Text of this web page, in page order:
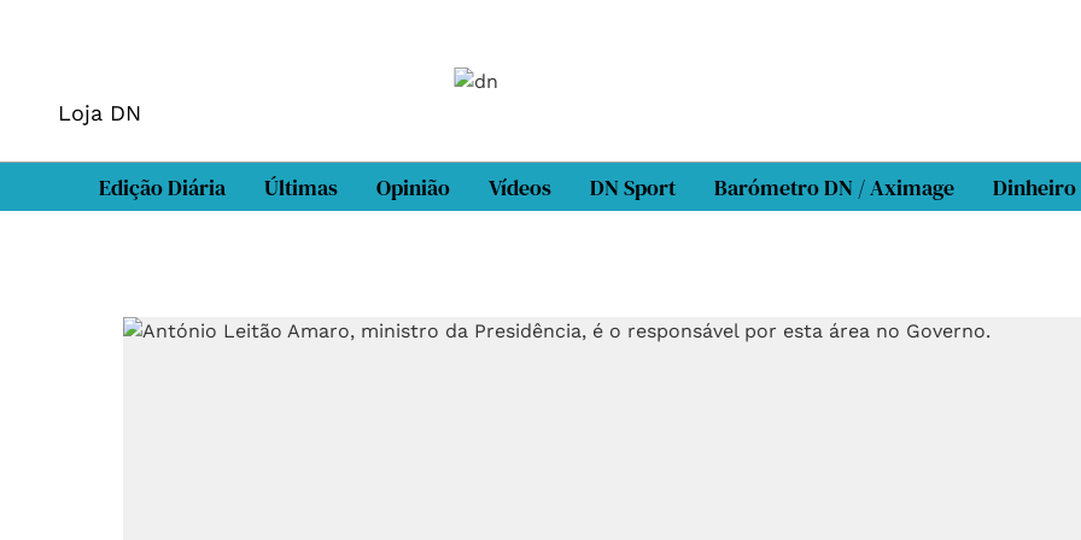
Loja DN
Edição Diária Últimas Opinião Vídeos DN Sport Barómetro DN / Aximage Dinheiro